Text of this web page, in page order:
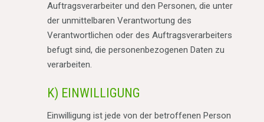
Auftragsverarbeiter und den Personen, die unter
der unmittelbaren Verantwortung des
Verantwortlichen oder des Auftragsverarbeiters
befugt sind, die personenbezogenen Daten zu
verarbeiten.
K) EINWILLIGUNG
Einwilligung ist jede von der betroffenen Person